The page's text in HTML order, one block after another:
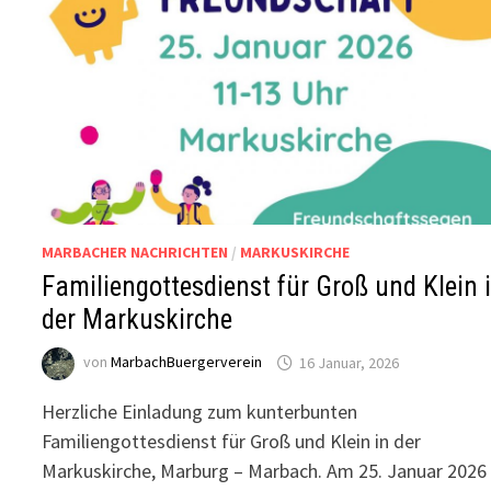
MARBACHER NACHRICHTEN / MARKUSKIRCHE
Familiengottesdienst für Groß und Klein
der Markuskirche
vonMarbachBuergerverein 16 Januar, 2026
Herzliche Einladung zum kunterbunten
Familiengottesdienst für Groß und Klein in der
Markuskirche, Marburg – Marbach. Am 25. Januar 2026